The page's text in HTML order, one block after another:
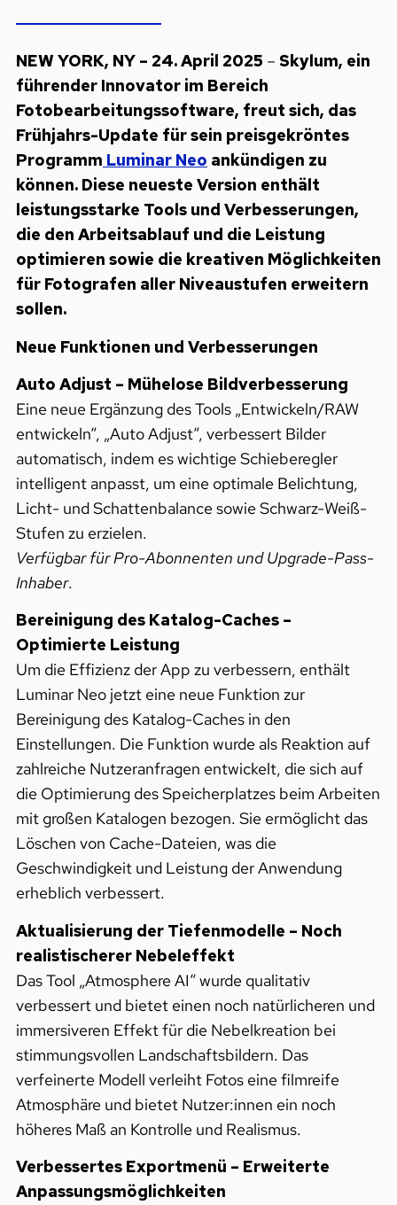
NEW YORK, NY – 24. April 2025 – Skylum, ein
führender Innovator im Bereich
Fotobearbeitungssoftware, freut sich, das
Frühjahrs-Update für sein preisgekröntes
Programm Luminar Neo ankündigen zu
können. Diese neueste Version enthält
leistungsstarke Tools und Verbesserungen,
die den Arbeitsablauf und die Leistung
optimieren sowie die kreativen Möglichkeiten
für Fotografen aller Niveaustufen erweitern
sollen.
Neue Funktionen und Verbesserungen
Auto Adjust – Mühelose Bildverbesserung
Eine neue Ergänzung des Tools „Entwickeln/RAW
entwickeln“, „Auto Adjust“, verbessert Bilder
automatisch, indem es wichtige Schieberegler
intelligent anpasst, um eine optimale Belichtung,
Licht- und Schattenbalance sowie Schwarz-Weiß-
Stufen zu erzielen.
Verfügbar für Pro-Abonnenten und Upgrade-Pass-
Inhaber.
Bereinigung des Katalog-Caches –
Optimierte Leistung
Um die Effizienz der App zu verbessern, enthält
Luminar Neo jetzt eine neue Funktion zur
Bereinigung des Katalog-Caches in den
Einstellungen. Die Funktion wurde als Reaktion auf
zahlreiche Nutzeranfragen entwickelt, die sich auf
die Optimierung des Speicherplatzes beim Arbeiten
mit großen Katalogen bezogen. Sie ermöglicht das
Löschen von Cache-Dateien, was die
Geschwindigkeit und Leistung der Anwendung
erheblich verbessert.
Aktualisierung der Tiefenmodelle – Noch
realistischerer Nebeleffekt
Das Tool „Atmosphere AI“ wurde qualitativ
verbessert und bietet einen noch natürlicheren und
immersiveren Effekt für die Nebelkreation bei
stimmungsvollen Landschaftsbildern. Das
verfeinerte Modell verleiht Fotos eine filmreife
Atmosphäre und bietet Nutzer:innen ein noch
höheres Maß an Kontrolle und Realismus.
Verbessertes Exportmenü – Erweiterte
Anpassungsmöglichkeiten